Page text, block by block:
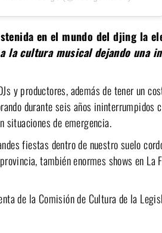
en el mundo del djing la
la cultura musical dejando una
y productores, además de tener un
durante seis años ininterrumpidos
situaciones de emergencia.
fiestas dentro de nuestro suelo
también enormes shows en La
de la Comisión de Cultura de la